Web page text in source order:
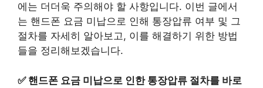
에는 더더욱 주의해야 할 사항입니다. 이번 글에서
는 핸드폰 요금 미납으로 인해 통장압류 여부 및 그
절차를 자세히 알아보고, 이를 해결하기 위한 방법
들을 정리해보겠습니다.
✅ 핸드폰 요금 미납으로 인한 통장압류 절차를 바로